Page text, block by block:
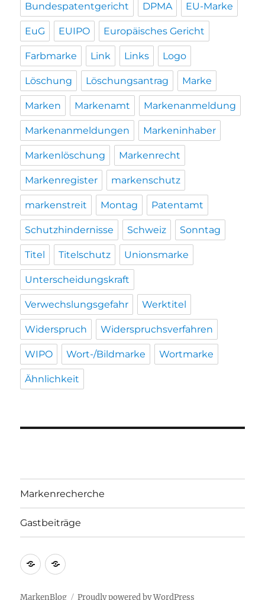
Bundespatentgericht DPMA EU-Marke
EuG EUIPO Europäisches Gericht
Farbmarke Link Links Logo
Löschung Löschungsantrag Marke
Marken Markenamt Markenanmeldung
Markenanmeldungen Markeninhaber
Markenlöschung Markenrecht
Markenregister markenschutz
markenstreit Montag Patentamt
Schutzhindernisse Schweiz Sonntag
Titel Titelschutz Unionsmarke
Unterscheidungskraft
Verwechslungsgefahr Werktitel
Widerspruch Widerspruchsverfahren
WIPO Wort-/Bildmarke Wortmarke
Ähnlichkeit
Markenrecherche
Gastbeiträge
Markenrecherche
Gastbeiträge
MarkenBlog Proudly powered by WordPress